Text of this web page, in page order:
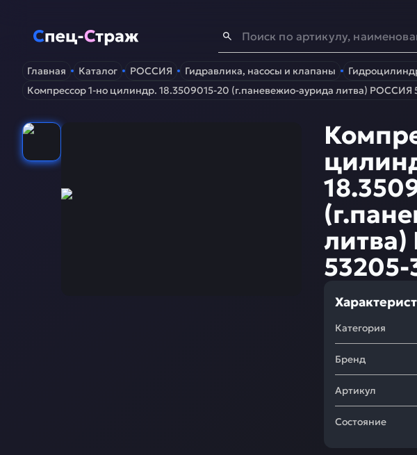
Спец-Страж - Запчасти для спецтехники
Главная Каталог РОССИЯ Гидравлика, насосы и клапаны
Компрессор 1-но цилиндр. 18.3509015-20 (г.паневежио-аурида литва) РОССИЯ
53205-
Категория
Бренд
Артикул
Состояние